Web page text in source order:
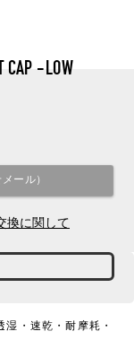
CAP -LOW
換に関して
・速乾・耐摩耗・